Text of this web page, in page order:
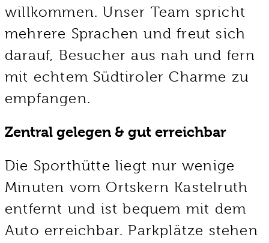
willkommen. Unser Team spricht
mehrere Sprachen und freut sich
darauf, Besucher aus nah und fern
mit echtem Südtiroler Charme zu
empfangen.
Zentral gelegen & gut erreichbar
Die Sporthütte liegt nur wenige
Minuten vom Ortskern Kastelruth
entfernt und ist bequem mit dem
Auto erreichbar. Parkplätze stehen